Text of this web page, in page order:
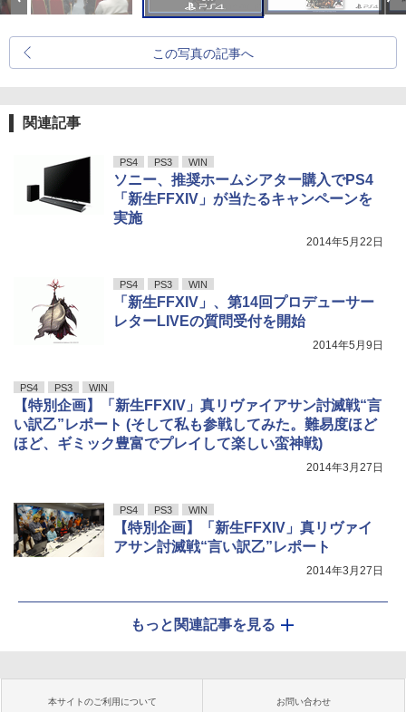
この写真の記事へ
関連記事
PS4 PS3 WIN
ソニー、推奨ホームシアター購入でPS4
「新生FFXIV」が当たるキャンペーンを
実施
2014年5月22日
PS4 PS3 WIN
「新生FFXIV」、第14回プロデューサー
レターLIVEの質問受付を開始
2014年5月9日
PS4 PS3 WIN
【特別企画】「新生FFXIV」真リヴァイアサン討滅戦“言
い訳乙”レポート (そして私も参戦してみた。難易度ほど
ほど、ギミック豊富でプレイして楽しい蛮神戦)
2014年3月27日
PS4 PS3 WIN
【特別企画】「新生FFXIV」真リヴァイ
アサン討滅戦“言い訳乙”レポート
2014年3月27日
もっと関連記事を見る
本サイトのご利用について お問い合わせ